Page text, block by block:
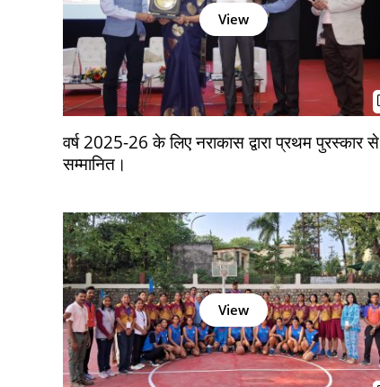
View
वर्ष 2025-26 के लिए नराकास द्वारा प्रथम पुरस्कार से
सम्मानित।
View